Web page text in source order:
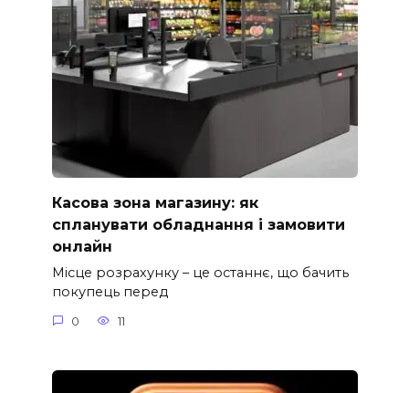
Касова зона магазину: як
спланувати обладнання і замовити
онлайн
Місце розрахунку – це останнє, що бачить
покупець перед
0 11